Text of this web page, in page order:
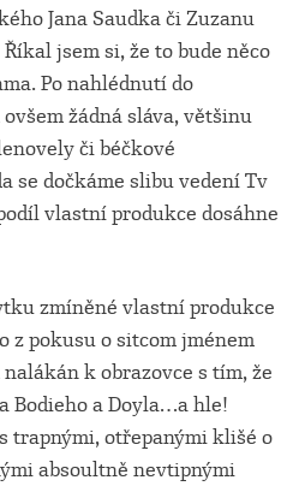
Jana Saudka či Zuzanu
jsem si, že to bude něco
Po nahlédnutí do
žádná sláva, většinu
či béčkové
se dočkáme slibu vedení Tv
vlastní produkce dosáhne
zmíněné vlastní produkce
z pokusu o sitcom jménem
k obrazovce s tím, že
Bodieho a Doyla…a hle!
trapnými, otřepanými klišé o
absoultně nevtipnými